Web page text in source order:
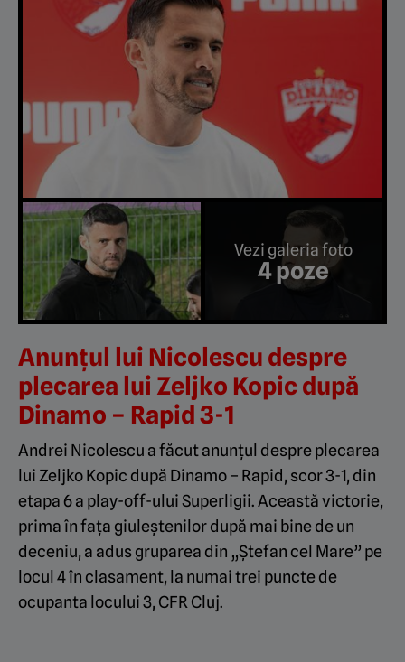
Vezi galeria foto
4 poze
Anunțul lui Nicolescu despre
plecarea lui Zeljko Kopic după
Dinamo – Rapid 3-1
Andrei Nicolescu a făcut anunțul despre plecarea
lui Zeljko Kopic după Dinamo – Rapid, scor 3-1, din
etapa 6 a play-off-ului Superligii. Această victorie,
prima în fața giuleștenilor după mai bine de un
deceniu, a adus gruparea din „Ștefan cel Mare” pe
locul 4 în clasament, la numai trei puncte de
ocupanta locului 3, CFR Cluj.